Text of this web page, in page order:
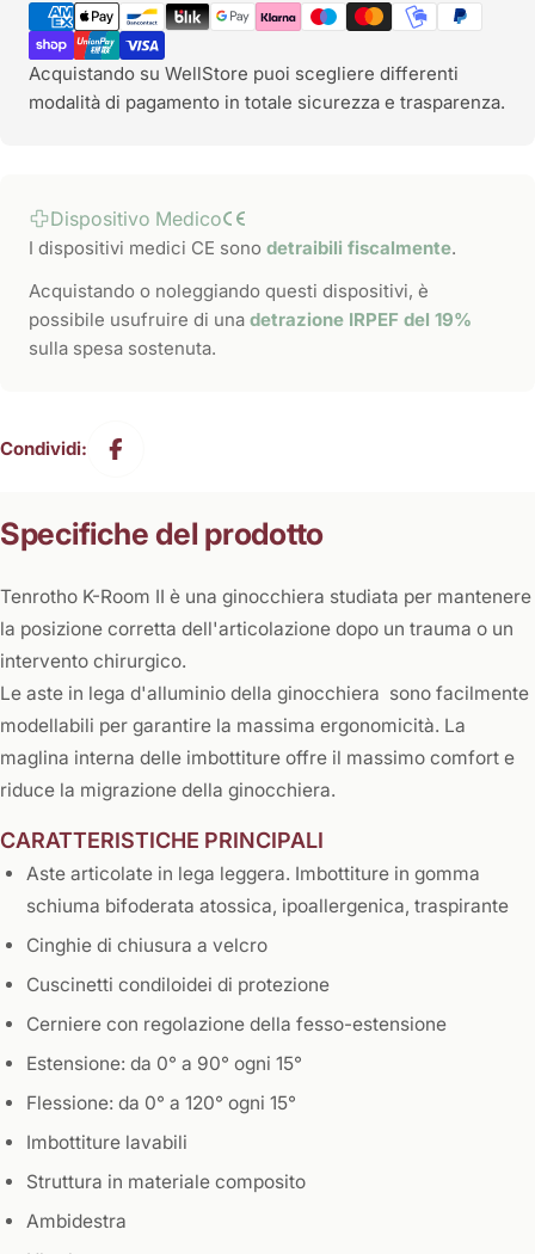
di
pagamento
Acquistando su WellStore puoi scegliere differenti
modalità di pagamento in totale sicurezza e trasparenza.
Dispositivo Medico
I dispositivi medici CE sono detraibili fiscalmente.
Acquistando o noleggiando questi dispositivi, è
possibile usufruire di una detrazione IRPEF del 19%
sulla spesa sostenuta.
Condividi:
Specifiche del prodotto
Tenrotho K-Room II è una ginocchiera studiata per mantenere
la posizione corretta dell'articolazione dopo un trauma o un
intervento chirurgico.
Le aste in lega d'alluminio della ginocchiera sono facilmente
modellabili per garantire la massima ergonomicità. La
maglina interna delle imbottiture offre il massimo comfort e
riduce la migrazione della ginocchiera.
CARATTERISTICHE PRINCIPALI
Aste articolate in lega leggera. Imbottiture in gomma
schiuma bifoderata atossica, ipoallergenica, traspirante
Cinghie di chiusura a velcro
Cuscinetti condiloidei di protezione
Cerniere con regolazione della fesso-estensione
Estensione: da 0° a 90° ogni 15°
Flessione: da 0° a 120° ogni 15°
Imbottiture lavabili
Struttura in materiale composito
Ambidestra